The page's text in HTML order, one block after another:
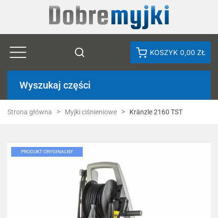
KOSZYK 0,00 ZŁ
Wyszukaj części
Strona główna Myjki ciśnieniowe Kränzle 2160 TST
PRODUKT ORYGINALNY